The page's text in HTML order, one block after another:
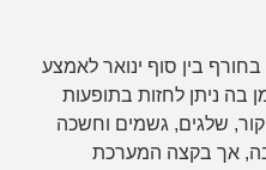
בין סוף ינואר לאמצע
בה ניתן לחזות בתופעות
שלגים, גשמים וחשכה
אך בקצה המערכת